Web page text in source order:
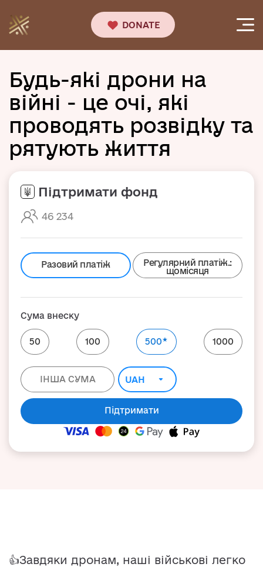
DONATE
Будь-які дрони на
війні - це очі, які
проводять розвідку та
рятують життя
Підтримати фонд
46 234
Разовий платіж
Регулярний платіж.:
щомісяця
Сума внеску
50 100 500★ 1000
Підтримати
👍Завдяки дронам, наші військові легко